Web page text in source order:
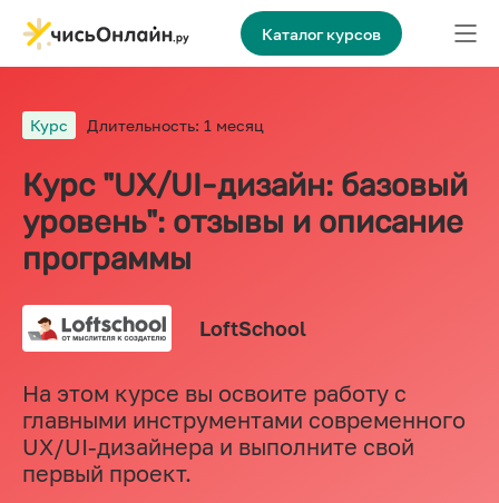
Каталог курсов
Курс Длительность: 1 месяц
Курс "UX/UI-дизайн: базовый
уровень": отзывы и описание
программы
LoftSchool
На этом курсе вы освоите работу с
главными инструментами современного
UX/UI-дизайнера и выполните свой
первый проект.